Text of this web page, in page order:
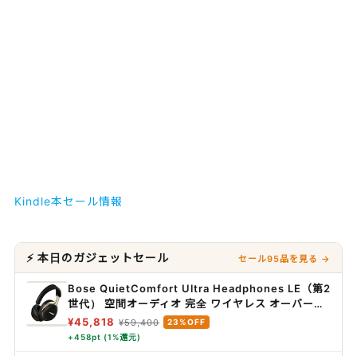
Kindle本セール情報
⚡ 本日のガジェットセール セール95品を見る →
Bose QuietComfort Ultra Headphones LE（第2
世代） 空間オーディオ 完全 ワイヤレス オーバーイ
ヤー型 ヘッドホン ノイズキャンセリング
Bluetooth接続 マイク搭載 最大30時間再生 急速充
電 デザートゴールド
¥45,818 ¥59,400
23%OFF
+458pt (1%還元)